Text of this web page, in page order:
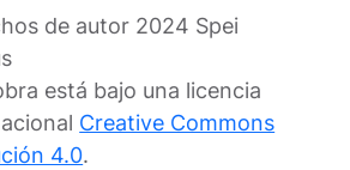
de autor 2024 Spei
está bajo una licencia
Creative Commons
4.0.